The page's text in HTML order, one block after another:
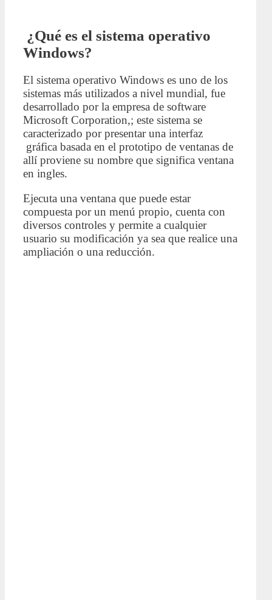
¿Qué es el sistema operativo
Windows?
El sistema operativo Windows es uno de los
sistemas más utilizados a nivel mundial, fue
desarrollado por la empresa de software
Microsoft Corporation,; este sistema se
caracterizado por presentar una interfaz
gráfica basada en el prototipo de ventanas de
allí proviene su nombre que significa ventana
en ingles.
Ejecuta una ventana que puede estar
compuesta por un menú propio, cuenta con
diversos controles y permite a cualquier
usuario su modificación ya sea que realice una
ampliación o una reducción.